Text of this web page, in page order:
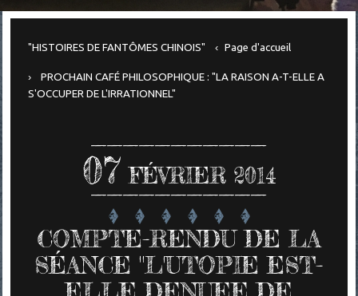
"HISTOIRES DE FANTÔMES CHINOIS" Page d'accueil
PROCHAIN CAFÉ PHILOSOPHIQUE : "LA RAISON A-T-ELLE A
S'OCCUPER DE L'IRRATIONNEL"
07 FÉVRIER 2014
COMPTE-RENDU DE LA
SÉANCE "L'UTOPIE EST-